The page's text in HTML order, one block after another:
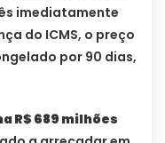
imediatamente
do ICMS, o preço
por 90 dias,
R$ 689 milhões